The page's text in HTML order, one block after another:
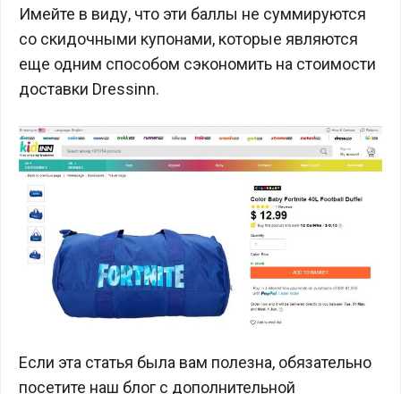
Имейте в виду, что эти баллы не суммируются
со скидочными купонами, которые являются
еще одним способом сэкономить на стоимости
доставки Dressinn.
Если эта статья была вам полезна, обязательно
посетите наш блог с дополнительной